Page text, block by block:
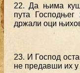
22. Да њима
пута
држали оци
23. И Господ
не предавши их у